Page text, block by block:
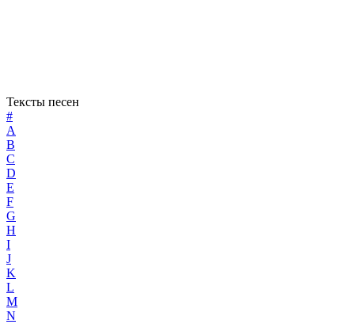
Тексты песен
#
A
B
C
D
E
F
G
H
I
J
K
L
M
N